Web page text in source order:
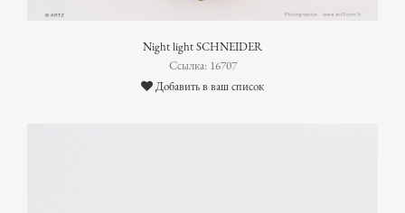
Night light SCHNEIDER
Ссылка: 16707
Добавить в ваш список